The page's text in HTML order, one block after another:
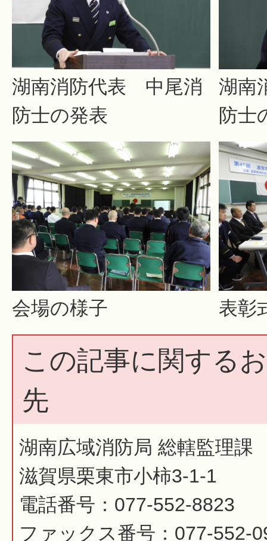
湖南消防代表 中尾消
防士の発表
湖南
防士
会場の様子 表彰
この記事に関する
先
湖南広域消防局 総轄監理課
滋賀県栗東市小柿3-1-1
電話番号：077-552-8823
ファックス番号：077-552-